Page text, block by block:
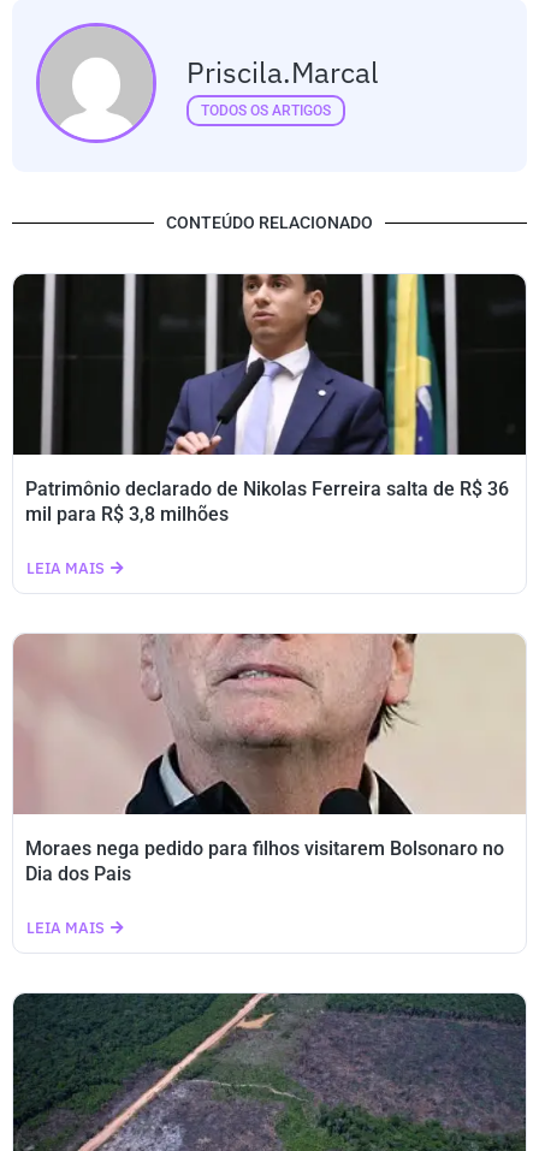
Priscila.marcal
TODOS OS ARTIGOS
CONTEÚDO RELACIONADO
Patrimônio declarado de Nikolas Ferreira salta de R$ 36
mil para R$ 3,8 milhões
LEIA MAIS
Moraes nega pedido para filhos visitarem Bolsonaro no
Dia dos Pais
LEIA MAIS